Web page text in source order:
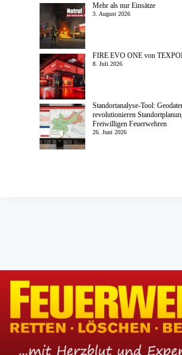
Mehr als nur Einsätze
3. August 2026
FIRE EVO ONE von
8. Juli 2026
Standortanalyse-Tool:
revolutionieren
Freiwilligen Feuerwehren
26. Juni 2026